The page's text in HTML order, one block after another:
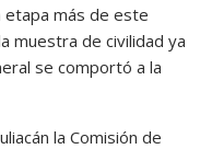
más de este
muestra de civilidad ya
se comportó a la
la Comisión de